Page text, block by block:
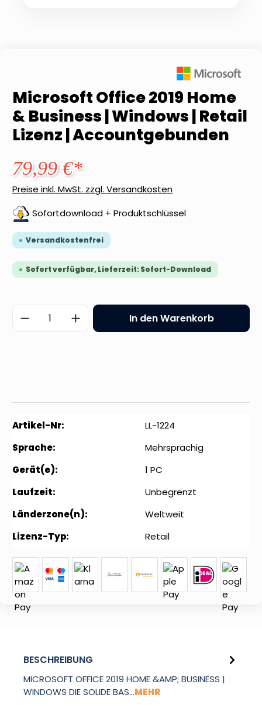
Microsoft Office 2019 Home
& Business | Windows | Retail
Lizenz | Accountgebunden
79,99 €*
Preise inkl. MwSt. zzgl. Versandkosten
Sofortdownload + Produktschlüssel
Versandkostenfrei
Sofort verfügbar, Lieferzeit: Sofort-Download
Produkt Anzahl: Gib den
In den Warenkorb
Artikel-Nr:
LL-1224
Sprache:
Mehrsprachig
Gerät(e):
1 PC
Laufzeit:
Unbegrenzt
Länderzone(n):
Weltweit
Lizenz-Typ:
Retail
BESCHREIBUNG
MICROSOFT OFFICE 2019 HOME &AMP; BUSINESS |
WINDOWS DIE SOLIDE BAS…MEHR